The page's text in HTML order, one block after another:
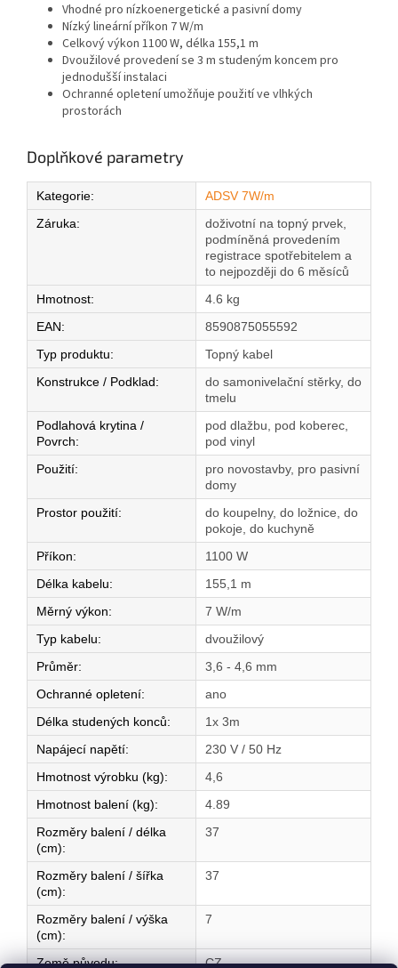
Vhodné pro nízkoenergetické a pasivní domy
Nízký lineární příkon 7 W/m
Celkový výkon 1100 W, délka 155,1 m
Dvoužilové provedení se 3 m studeným koncem pro
jednodušší instalaci
Ochranné opletení umožňuje použití ve vlhkých
prostorách
Doplňkové parametry
Kategorie:
ADSV 7W/m
Záruka:
doživotní na topný prvek,
podmíněná provedením
registrace spotřebitelem a
to nejpozději do 6 měsíců
Hmotnost:
4.6 kg
EAN:
8590875055592
Typ produktu:
Topný kabel
Konstrukce / Podklad:
do samonivelační stěrky, do
tmelu
Podlahová krytina /
Povrch:
pod dlažbu, pod koberec,
pod vinyl
Použití:
pro novostavby, pro pasivní
domy
Prostor použití:
do koupelny, do ložnice, do
pokoje, do kuchyně
Příkon:
1100 W
Délka kabelu:
155,1 m
Měrný výkon:
7 W/m
Typ kabelu:
dvoužilový
Průměr:
3,6 - 4,6 mm
Ochranné opletení:
ano
Délka studených konců:
1x 3m
Napájecí napětí:
230 V / 50 Hz
Hmotnost výrobku (kg):
4,6
Hmotnost balení (kg):
4.89
Rozměry balení / délka
(cm):
37
Rozměry balení / šířka
(cm):
37
Rozměry balení / výška
(cm):
7
Země původu: CZ